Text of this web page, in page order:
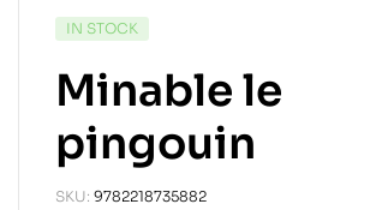
IN STOCK
Minable le
pingouin
SKU: 9782218735882